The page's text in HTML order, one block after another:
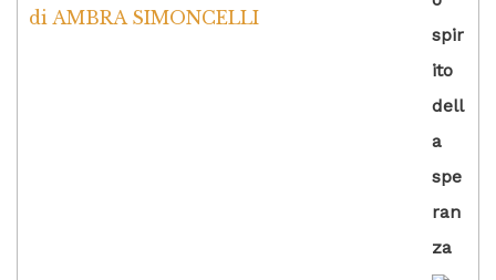
Valutato5su
di AMBRA SIMONCELLI